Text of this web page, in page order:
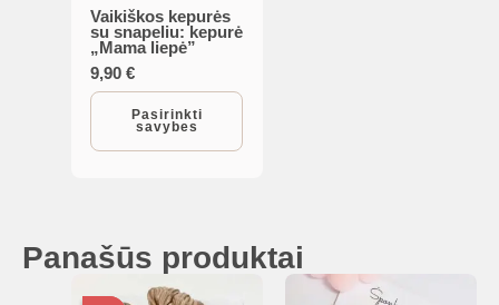
Vaikiškos kepurės
su snapeliu: kepurė
„Mama liepė”
9,90€
Pasirinkti
savybes
This
product
has
multiple
variants.
be
chosen
Panašūs produktai